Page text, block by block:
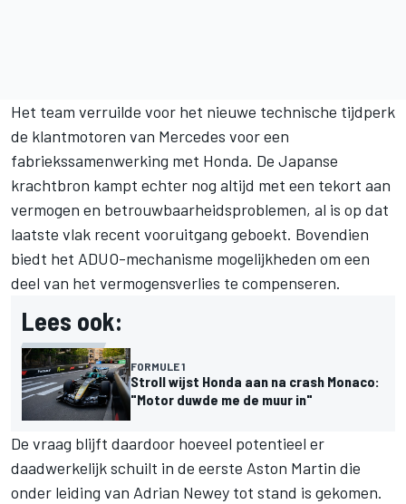
Het team verruilde voor het nieuwe technische tijdperk
de klantmotoren van Mercedes voor een
fabriekssamenwerking met Honda. De Japanse
krachtbron kampt echter nog altijd met een tekort aan
vermogen en betrouwbaarheidsproblemen, al is op dat
laatste vlak recent vooruitgang geboekt. Bovendien
biedt het ADUO-mechanisme mogelijkheden om een
deel van het vermogensverlies te compenseren.
Lees ook:
FORMULE 1
Stroll wijst Honda aan na crash Monaco:
"Motor duwde me de muur in"
De vraag blijft daardoor hoeveel potentieel er
daadwerkelijk schuilt in de eerste Aston Martin die
onder leiding van Adrian Newey tot stand is gekomen.